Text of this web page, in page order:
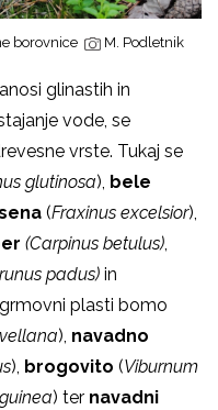
borovnice M. Podletnik
glinastih in
vode, se
vrste. Tukaj se
glutinosa), bele
(Fraxinus excelsior),
(Carpinus betulus),
padus) in
grmovni plasti bomo
), navadno
), brogovito (Viburnum
) ter navadni